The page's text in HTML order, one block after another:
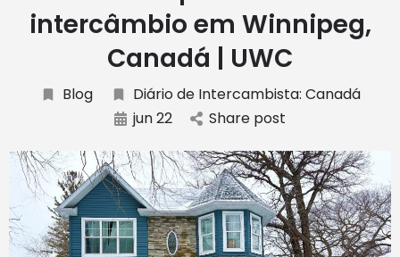
intercâmbio em Winnipeg,
Canadá | UWC
Blog
Diário de Intercambista: Canadá
jun 22
Share post